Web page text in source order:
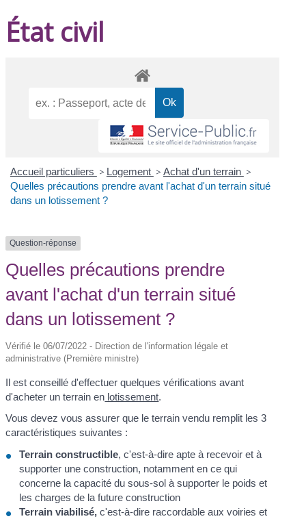
État civil
Accueil particuliers > Logement > Achat d'un terrain >
Quelles précautions prendre avant l'achat d'un terrain situé
dans un lotissement ?
Question-réponse
Quelles précautions prendre
avant l'achat d'un terrain situé
dans un lotissement ?
Vérifié le 06/07/2022 - Direction de l'information légale et
administrative (Première ministre)
Il est conseillé d'effectuer quelques vérifications avant
d'acheter un terrain en lotissement.
Vous devez vous assurer que le terrain vendu remplit les 3
caractéristiques suivantes :
Terrain constructible, c'est-à-dire apte à recevoir et à
supporter une construction, notamment en ce qui
concerne la capacité du sous-sol à supporter le poids et
les charges de la future construction
Terrain viabilisé, c'est-à-dire raccordable aux voiries et